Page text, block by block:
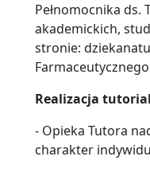
Pełnomocnika ds.
akademickich,
stronie: dziekanatu
Realizacja
- Opieka Tutora
charakter